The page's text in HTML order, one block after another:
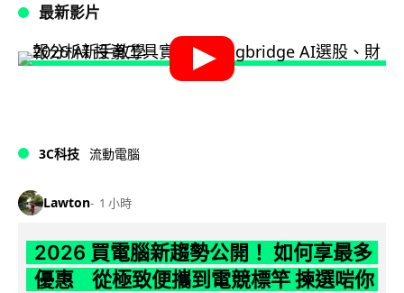
最新影片
3C科技 流動電腦
Lawton 1 小時
2026 買電腦新趨勢公開！ 如何享最多
優惠 從極致便攜到電競標竿 揀選啱你